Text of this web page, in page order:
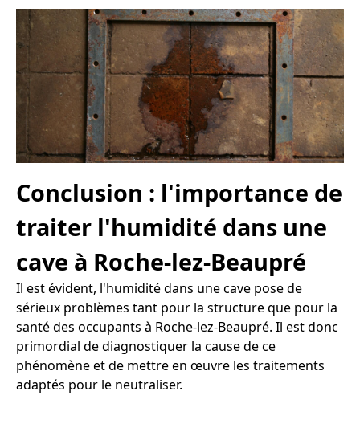
Conclusion : l'importance de
traiter l'humidité dans une
cave à Roche-lez-Beaupré
Il est évident, l'humidité dans une cave pose de
sérieux problèmes tant pour la structure que pour la
santé des occupants à Roche-lez-Beaupré. Il est donc
primordial de diagnostiquer la cause de ce
phénomène et de mettre en œuvre les traitements
adaptés pour le neutraliser.